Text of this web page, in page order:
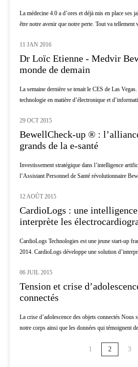
La médecine 4.0 a d’ores et déjà mis en place ses
être notre avenir que notre perte. Tout va tellement
AI
11 JAN 2016
Dr Loïc Etienne - Medvir
monde de demain
La semaine dernière se tenait le CES de Las
technologie en matière d’électronique et
AI
29 OCT 2015
BewellCheck-up ® :
grands de la e-santé
Investissement stratégique dans l’intelligence
l’Assistant Personnel de Santé révolutionnaire
AI
12 AOÛT 2015
CardioLogs : une
interprète les
CardioLogs Technologies est une jeune start-up
2014. CardioLogs développe une solution
AI
06 JUIL 2015
Tension et crise
connectés
La crise d’adolescence des objets connectés Nous
notre corps ainsi que les données qui témoignent
1 2 3